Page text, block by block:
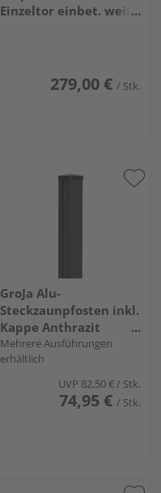
Einzeltor einbet. weiß
279,00 € / Stk.
GroJa Alu-
Steckzaunpfosten inkl.
Kappe Anthrazit
DB703
Mehrere Ausführungen
erhältlich
UVP 82,50 €/ Stk.
74,95 € / Stk.